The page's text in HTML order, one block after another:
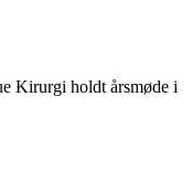
Kirurgi holdt årsmøde i